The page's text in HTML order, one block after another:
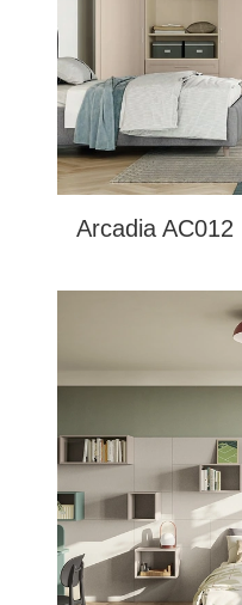
Arcadia AC012